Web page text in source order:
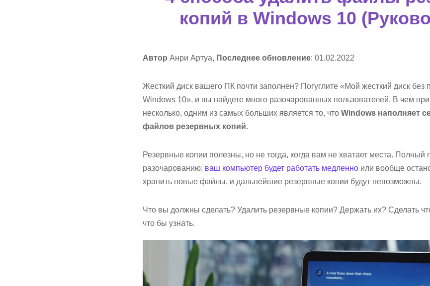
копий в Windows 10
Автор Анри Артуа, Последнее обновление: 01.02.2022
Жесткий диск вашего ПК почти заполнен? Погуглите «Мой жесткий диск без
Windows 10», и вы найдете много разочарованных пользователей. В чем
несколько, одним из самых больших является то, что Windows наполняет
файлов резервных копий.
Резервные копии полезны, но не тогда, когда вам не хватает места. Полный
разочарованию: ваш компьютер будет работать медленно или вообще
хранить новые файлы, и дальнейшие резервные копии будут невозможны.
Что вы должны сделать? Удалить резервные копии? Держать их? Сделать
что бы узнать.